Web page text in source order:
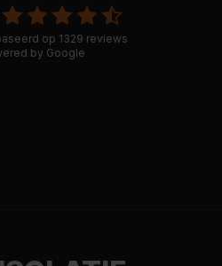
op 1329 reviews
by Google